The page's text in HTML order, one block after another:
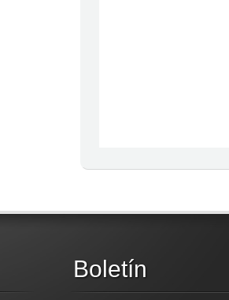
Boletín